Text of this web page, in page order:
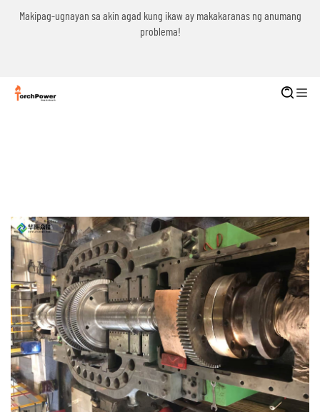
Makipag-ugnayan sa akin agad kung ikaw ay makakaranas ng anumang
problema!